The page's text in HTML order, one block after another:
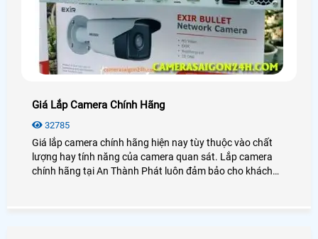
Giá Lắp Camera Chính Hãng
32785
Giá lắp camera chính hãng hiện nay tùy thuộc vào chất
lượng hay tính năng của camera quan sát. Lắp camera
chính hãng tại An Thành Phát luôn đảm bảo cho khách